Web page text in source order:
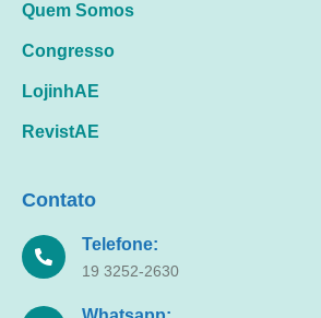
Quem Somos
Congresso
LojinhAE
RevistAE
Contato
Telefone:
19 3252-2630